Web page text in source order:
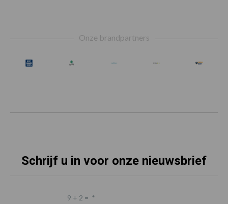
Onze brandpartners
Schrijf u in voor onze nieuwsbrief
9 + 2 = *